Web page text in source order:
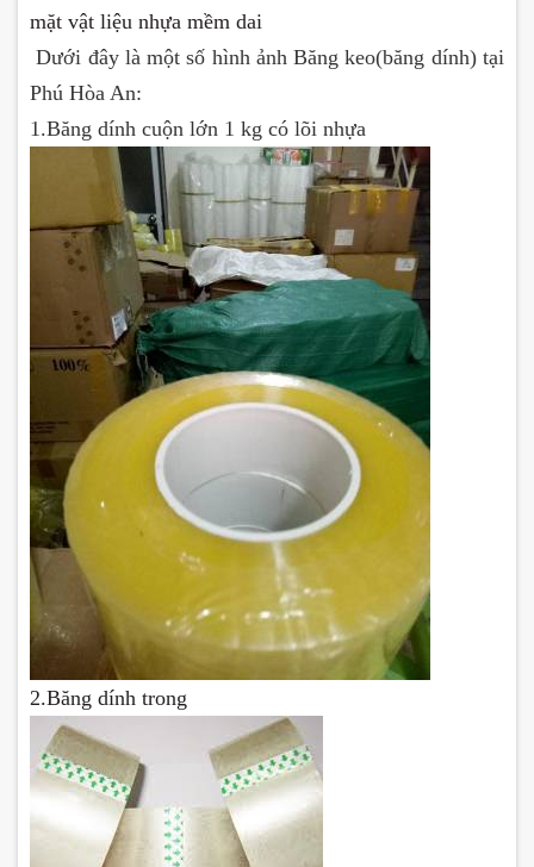
mặt vật liệu nhựa mềm dai
Dưới đây là một số hình ảnh Băng keo(băng dính) tại
Phú Hòa An:
1.Băng dính cuộn lớn 1 kg có lõi nhựa
2.Băng dính trong